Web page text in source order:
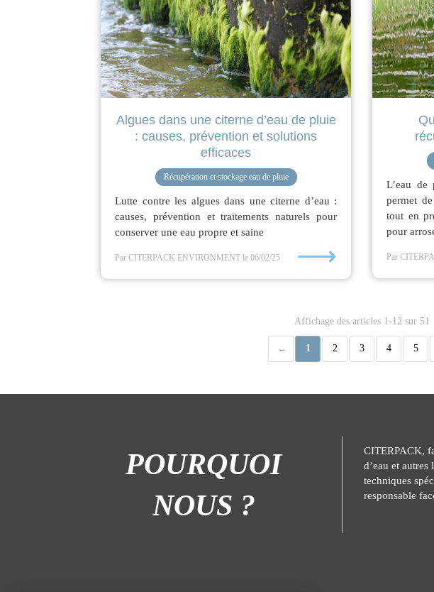
Algues dans une citerne d’eau de pluie
: causes, prévention et solutions
efficaces
Récupération et stockage eau de pluie
Lutte contre les algues dans une citerne d’eau :
causes, prévention et traitements naturels pour
conserver une eau propre et saine
Par CITERPACK ENVIRONMENT le 06/02/25 ⟶
L’eau de
permet
tout en
pour
Par
Affichage des articles 1-12 sur 51
1 2 3 4 5
POURQUOI
NOUS ?
CITERPACK,
d’eau et
techniques
responsable